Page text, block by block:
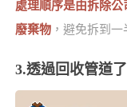
處理順序是由拆除
廢棄物，避免拆到一
3.透過回收管道